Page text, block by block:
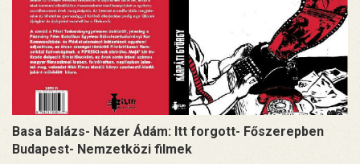
Basa Balázs- Názer Ádám: Itt forgott- Főszerepben
Budapest- Nemzetközi filmek